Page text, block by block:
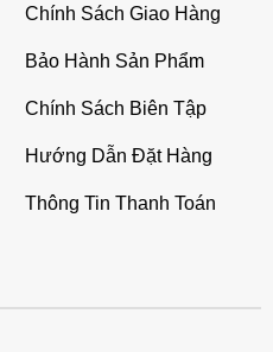
Chính Sách Giao Hàng
Bảo Hành Sản Phẩm
Chính Sách Biên Tập
Hướng Dẫn Đặt Hàng
Thông Tin Thanh Toán